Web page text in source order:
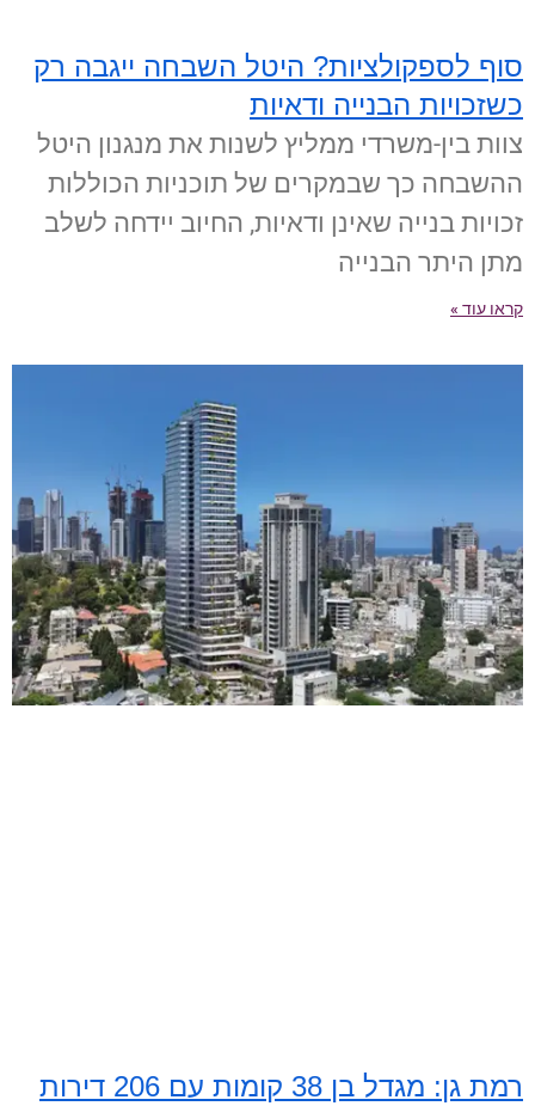
סוף לספקולציות? היטל השבחה ייגבה רק
כשזכויות הבנייה ודאיות
צוות בין-משרדי ממליץ לשנות את מנגנון היטל
ההשבחה כך שבמקרים של תוכניות הכוללות
זכויות בנייה שאינן ודאיות, החיוב יידחה לשלב
מתן היתר הבנייה
קראו עוד »
רמת גן: מגדל בן 38 קומות עם 206 דירות